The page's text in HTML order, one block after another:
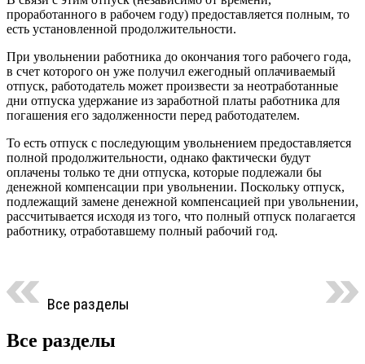
проработанного в рабочем году) предоставляется полным, то
есть установленной продолжительности.
При увольнении работника до окончания того рабочего года,
в счет которого он уже получил ежегодный оплачиваемый
отпуск, работодатель может произвести за неотработанные
дни отпуска удержание из заработной платы работника для
погашения его задолженности перед работодателем.
То есть отпуск с последующим увольнением предоставляется
полной продолжительности, однако фактически будут
оплачены только те дни отпуска, которые подлежали бы
денежной компенсации при увольнении. Поскольку отпуск,
подлежащий замене денежной компенсацией при увольнении,
рассчитывается исходя из того, что полный отпуск полагается
работнику, отработавшему полный рабочий год.
Все разделы
Все разделы